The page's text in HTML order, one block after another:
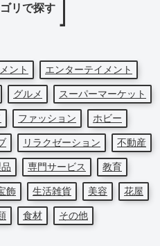
リで探す
ント
エンターテイメント
グルメ
スーパーマーケット
ファッション
ホビー
リラクゼーション
不動産
専門サービス
教育
飾 生活雑貨 美容
花屋
食材 その他